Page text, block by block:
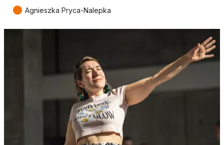
● Agnieszka Pryca-Nalepka